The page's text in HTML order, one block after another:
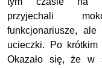
przyjechali
funkcjonariusze,
ucieczki. Po krótkim
Okazało się, że w